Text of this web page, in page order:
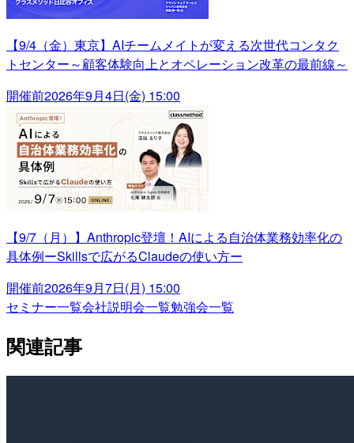
【9/4（金）東京】AIチームメイトが変える次世代コンタク
トセンター～顧客体験向上とオペレーション改革の最前線～
開催前2026年9月4日(金) 15:00
【9/7（月）】Anthropic登壇！AIによる自治体業務効率化の
具体例ーSkillsで広がるClaudeの使い方ー
開催前2026年9月7日(月) 15:00
セミナー一覧会社説明会一覧勉強会一覧
関連記事